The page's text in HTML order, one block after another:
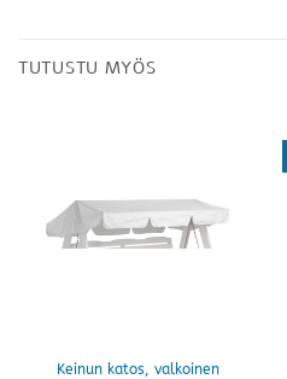
TUTUSTU MYÖS
Keinun katos, valkoinen